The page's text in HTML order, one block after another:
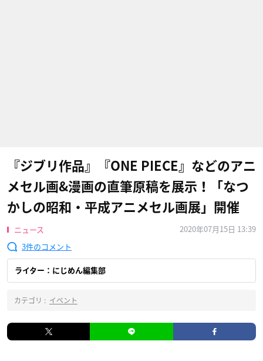
『ジブリ作品』『ONE PIECE』などのアニ
メセル画&漫画の直筆原稿を展示！「なつ
かしの昭和・平成アニメセル画展」開催
ニュース
2020年07月15日 13:39
3
ライター：にじめん編集部
カテゴリ : イベント